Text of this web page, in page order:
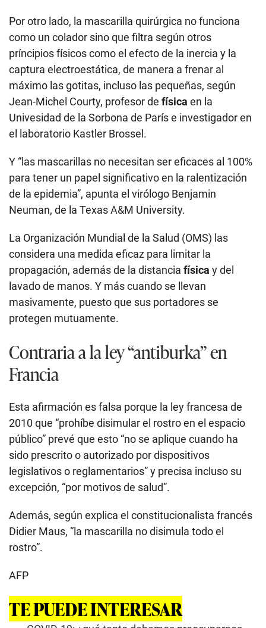
Por otro lado, la mascarilla quirúrgica no funciona
como un colador sino que filtra según otros
príncipios físicos como el efecto de la inercia y la
captura electroestática, de manera a frenar al
máximo las gotitas, incluso las pequeñas, según
Jean-Michel Courty, profesor de física en la
Univesidad de la Sorbona de París e investigador en
el laboratorio Kastler Brossel.
Y “las mascarillas no necesitan ser eficaces al 100%
para tener un papel significativo en la ralentización
de la epidemia”, apunta el virólogo Benjamin
Neuman, de la Texas A&M University.
La Organización Mundial de la Salud (OMS) las
considera una medida eficaz para limitar la
propagación, además de la distancia física y del
lavado de manos. Y más cuando se llevan
masivamente, puesto que sus portadores se
protegen mutuamente.
Contraria a la ley “antiburka” en
Francia
Esta afirmación es falsa porque la ley francesa de
2010 que “prohíbe disimular el rostro en el espacio
público” prevé que esto “no se aplique cuando ha
sido prescrito o autorizado por dispositivos
legislativos o reglamentarios” y precisa incluso su
excepción, “por motivos de salud”.
Además, según explica el constitucionalista francés
Didier Maus, “la mascarilla no disimula todo el
rostro”.
AFP
TE PUEDE INTERESAR